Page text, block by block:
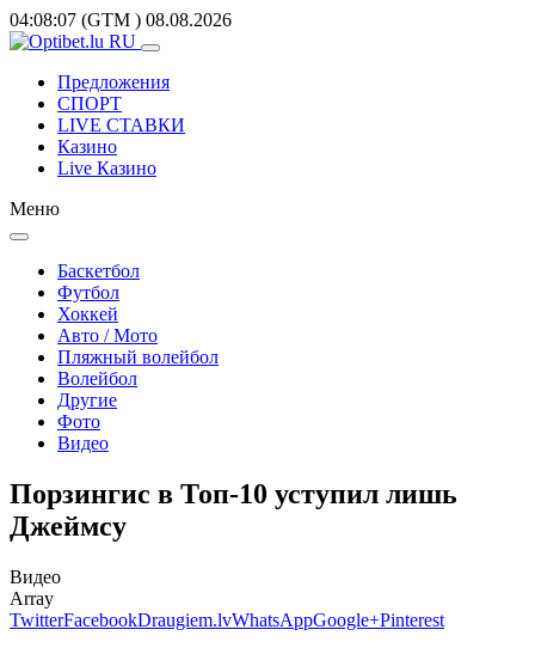
04:08:07 (GTM ) 08.08.2026
Предложения
СПОРТ
LIVE СТАВКИ
Казино
Live Казино
Меню
Баскетбол
Футбол
Хоккей
Авто / Мото
Пляжный волейбол
Волейбол
Другие
Фото
Видео
Порзингис в Топ-10 уступил лишь
Джеймсу
Видео
Array
TwitterFacebookDraugiem.lvWhatsAppGoogle+Pinterest